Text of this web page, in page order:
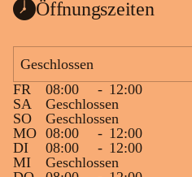
Öffnungszeiten
Geschlossen
FR
08:00 - 12:00
SA
Geschlossen
SO
Geschlossen
MO 08:00 - 12:00
DI
08:00 - 12:00
MI
Geschlossen